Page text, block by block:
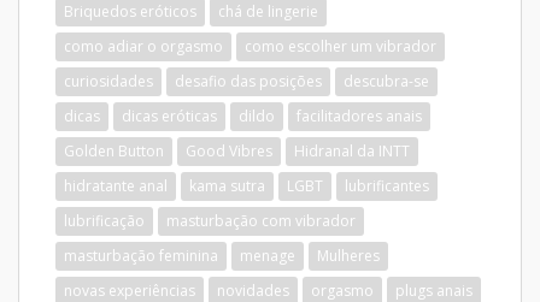
Briquedos eróticos
chá de lingerie
como adiar o orgasmo
como escolher um vibrador
curiosidades
desafio das posições
descubra-se
dicas
dicas eróticas dildo
facilitadores anais
Golden Button
Good Vibres
Hidranal da INTT
hidratante anal
kama sutra LGBT
lubrificantes
lubrificação
masturbação com vibrador
masturbação feminina
menage
Mulheres
novas experiências
novidades orgasmo
plugs anais